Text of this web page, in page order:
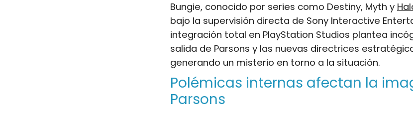
Bungie, conocido por series como Destiny, Myth y
bajo la supervisión directa de Sony Interactive
integración total en PlayStation Studios plantea
salida de Parsons y las nuevas directrices
generando un misterio en torno a la situación.
Polémicas internas afectan la
Parsons